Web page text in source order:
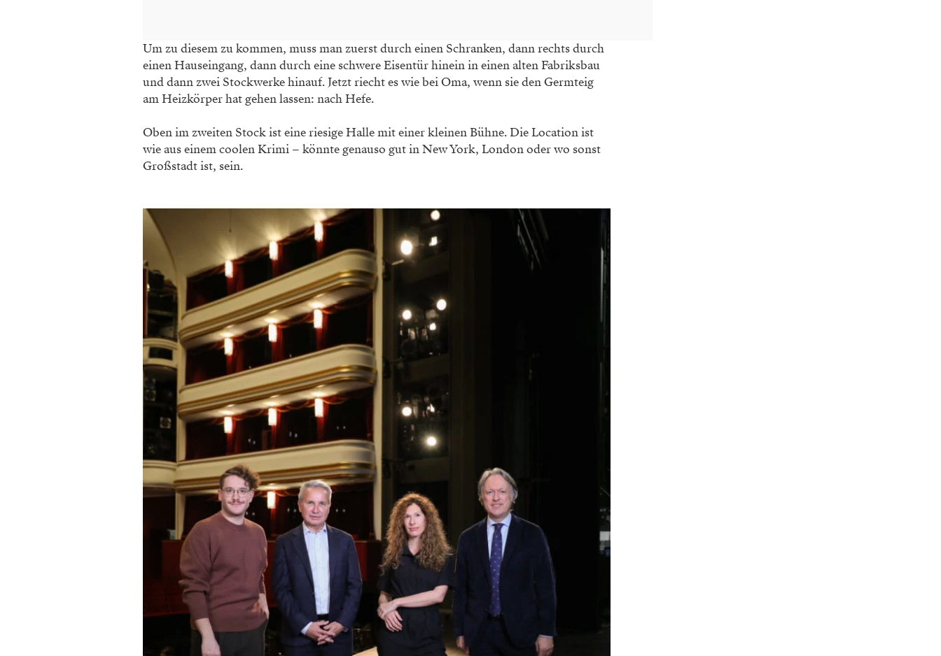
Um zu diesem zu kommen, muss man zuerst durch einen Schranken, dann rechts durch
einen Hauseingang, dann durch eine schwere Eisentür hinein in einen alten Fabriksbau
und dann zwei Stockwerke hinauf. Jetzt riecht es wie bei Oma, wenn sie den Germteig
am Heizkörper hat gehen lassen: nach Hefe.
Oben im zweiten Stock ist eine riesige Halle mit einer kleinen Bühne. Die Location ist
wie aus einem coolen Krimi – könnte genauso gut in New York, London oder wo sonst
Großstadt ist, sein.